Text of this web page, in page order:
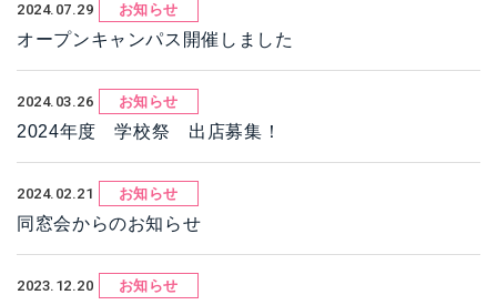
2024.07.29 お知らせ
オープンキャンパス開催しました
2024.03.26 お知らせ
2024年度 学校祭 出店募集！
2024.02.21 お知らせ
同窓会からのお知らせ
2023.12.20 お知らせ